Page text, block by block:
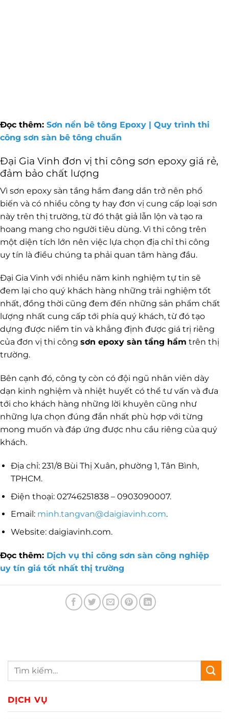
Đọc thêm: Sơn nền bê tông Epoxy | Quy trình thi
công sơn sàn bê tông chuẩn
Đại Gia Vinh đơn vị thi công sơn epoxy giá rẻ,
đảm bảo chất lượng
Vì sơn epoxy sàn tầng hầm đang dần trở nên phổ
biến và có nhiều công ty hay đơn vị cung cấp loại sơn
này trên thị trường, từ đó thật giả lẫn lộn và tạo ra
hoang mang cho người tiêu dùng. Vì thi công trên
một diện tích lớn nên việc lựa chọn địa chỉ thi công
uy tín là điều chúng ta phải quan tâm hàng đầu.
Đại Gia Vinh với nhiều năm kinh nghiệm tự tin sẽ
đem lại cho quý khách hàng những trải nghiệm tốt
nhất, đồng thời cũng đem đến những sản phẩm chất
lượng nhất cung cấp tới phía quý khách, từ đó tạo
dựng được niềm tin và khẳng định được giá trị riêng
của đơn vị thi công sơn epoxy sàn tầng hầm trên thị
trường.
Bên cạnh đó, công ty còn có đội ngũ nhân viên dày
dạn kinh nghiệm và nhiệt huyết có thể tư vấn và đưa
tới cho khách hàng những lời khuyên cũng như
những lựa chọn đúng đắn nhất phù hợp với từng
mong muốn và đáp ứng được nhu cầu riêng của quý
khách.
Địa chỉ: 231/8 Bùi Thị Xuân, phường 1, Tân Bình,
TPHCM.
Điện thoại: 02746251838 – 0903090007.
Email: minh.tangvan@daigiavinh.com.
Website: daigiavinh.com.
Đọc thêm: Dịch vụ thi công sơn sàn công nghiệp
uy tín giá tốt nhất thị trường
DỊCH VỤ